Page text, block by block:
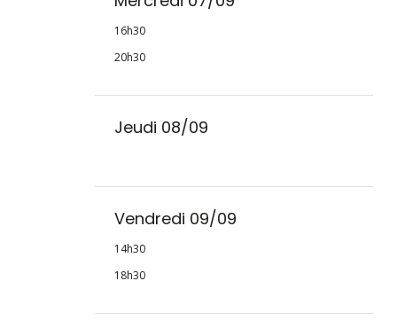
16h30
20h30
Jeudi 08/09
Vendredi 09/09
14h30
18h30